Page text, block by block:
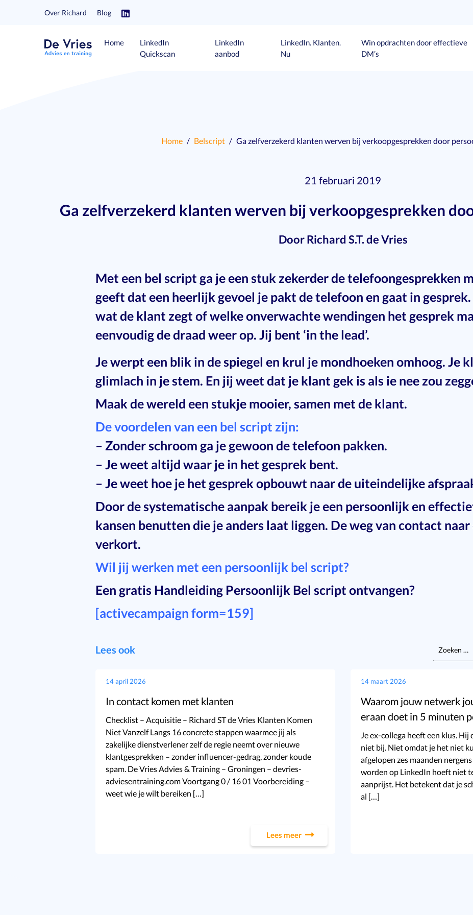
Over Richard Blog
Home
LinkedIn
Quickscan
LinkedIn
aanbod
LinkedIn. Klanten.
Nu
Win opdrachten door effectieve
DM’s
Home Belscript Ga zelfverzekerd klanten werven bij verkoopgesprekken door
21 februari 2019
Ga zelfverzekerd klanten werven bij verkoopgesprekken
Door Richard S.T. de Vries
Met een bel script ga je een stuk zekerder de telefoongesprekken
geeft dat een heerlijk gevoel je pakt de telefoon en gaat in
wat de klant zegt of welke onverwachte wendingen het gesprek
eenvoudig de draad weer op. Jij bent ‘in the lead’.
Je werpt een blik in de spiegel en krul je mondhoeken omhoog. Je
glimlach in je stem. En jij weet dat je klant gek is als ie nee zou
Maak de wereld een stukje mooier, samen met de klant.
De voordelen van een bel script zijn:
– Zonder schroom ga je gewoon de telefoon pakken.
– Je weet altijd waar je in het gesprek bent.
– Je weet hoe je het gesprek opbouwt naar de uiteindelijke
Door de systematische aanpak bereik je een persoonlijk en
kansen benutten die je anders laat liggen. De weg van contact
verkort.
Wil jij werken met een persoonlijk bel script?
Een gratis Handleiding Persoonlijk Bel script ontvangen?
[activecampaign form=159]
Lees ook
naar:
14 april 2026
In contact komen met klanten
Checklist – Acquisitie – Richard ST de Vries Klanten Komen
Niet Vanzelf Langs 16 concrete stappen waarmee jij als
zakelijke dienstverlener zelf de regie neemt over nieuwe
klantgesprekken – zonder influencer-gedrag, zonder koude
spam. De Vries Advies & Training – Groningen – devries-
adviesentraining.com Voortgang 0 / 16 01 Voorbereiding –
weet wie je wilt bereiken […]
Lees meer
14 maart 2026
Waarom jouw netwerk
eraan doet in 5 minuten
Je ex-collega heeft een klus.
niet bij. Niet omdat je het niet
afgelopen zes maanden
worden op LinkedIn hoeft niet
aanprijst. Het betekent dat je
al […]